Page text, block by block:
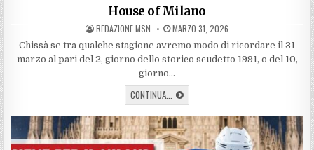
in
House of Milano
AUTHOR:
REDAZIONE MSN PUBLISHED
MARZO 31, 2026
Chissà se tra qualche stagione avremo modo di ricordare il 31
marzo al pari del 2, giorno dello storico scudetto 1991, o del 10,
giorno…
CONTINUA... HOUSE
OF
MILANO